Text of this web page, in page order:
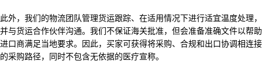
此外，我们的物流团队管理货运跟踪、在适用情况下进行适宜温度处理，
并与货运合作伙伴沟通。我们不保证海关批准，但会准备准确文件以帮助
进口商满足当地要求。因此，买家可获得将采购、合规和出口协调相连接
的采购路径，同时不包含无依据的医疗宣称。